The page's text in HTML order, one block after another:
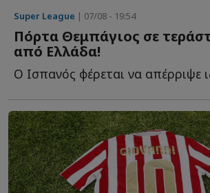
Super League | 07/08 - 19:54
Πόρτα Θεμπάγιος σε
από Ελλάδα!